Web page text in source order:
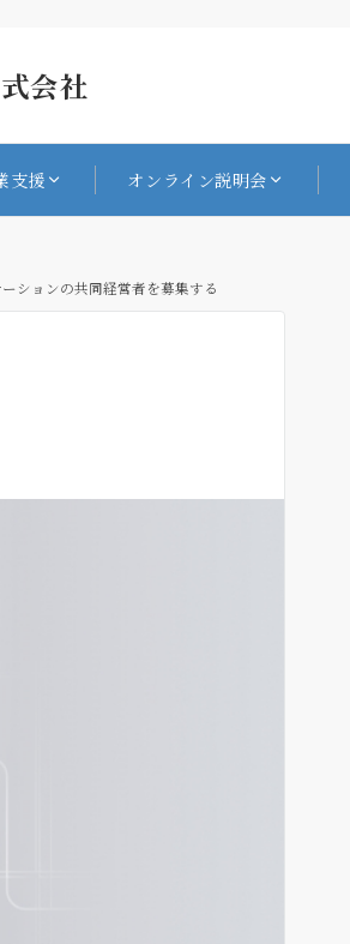
会社
支援 オンライン説明会
ションの共同経営者を募集する